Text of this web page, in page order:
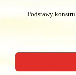
Podstawy